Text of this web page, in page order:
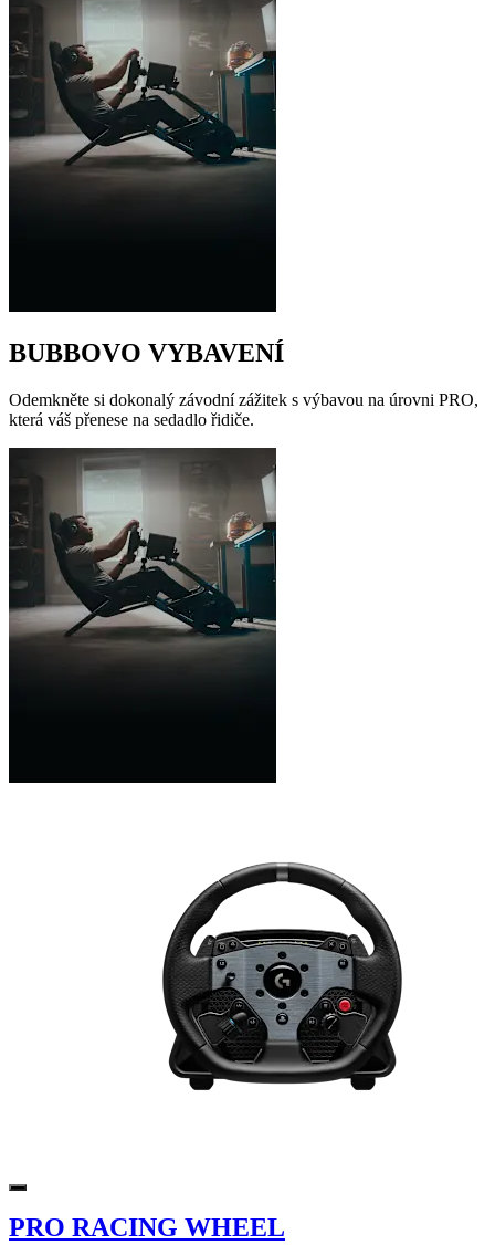
BUBBOVO VYBAVENÍ
Odemkněte si dokonalý závodní zážitek s výbavou na úrovni PRO,
která váš přenese na sedadlo řidiče.
PRO RACING WHEEL